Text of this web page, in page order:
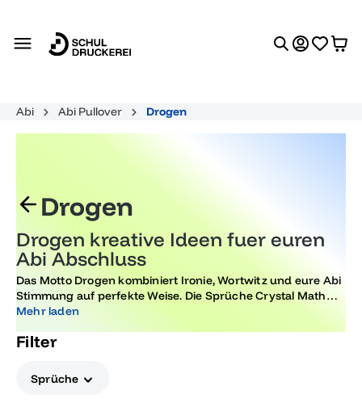
Abi Abi Pullover Drogen
Drogen
Drogen kreative Ideen fuer euren
Abi Abschluss
Das Motto Drogen kombiniert Ironie, Wortwitz und eure Abi
Stimmung auf perfekte Weise. Die Sprüche Crystal Math
der Stoff kam aus dem Lehrerzimmer, Gebongt oder Wir
Abschlussmotto und reflektieren auf witzige Art die
Designer könnt ihr euer persoenliches Drogen Design
gestalten. Wählt euren Lieblingsspruch, experimentiert mit
Mehr laden
Filter
Sprüche